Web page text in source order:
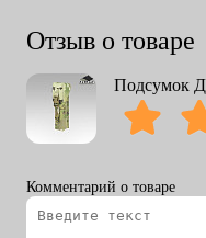
Отзыв о товаре
Подсумок
Комментарий о товаре